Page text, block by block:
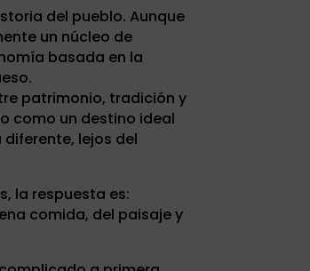
del pueblo. Aunque
un núcleo de
basada en la
patrimonio, tradición y
como un destino ideal
lejos del
la respuesta es:
comida, del paisaje y